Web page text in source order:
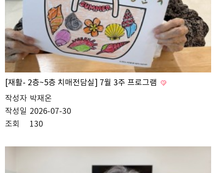
[재활- 2층~5층 치매전담실] 7월 3주 프로그램
작성자 박재온
작성일 2026-07-30
조회
130